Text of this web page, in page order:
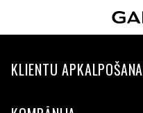
KLIENTU APKALPOŠANA